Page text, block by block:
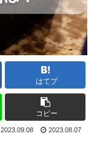
はてブ
コピー
2023.09.08 2023.08.07